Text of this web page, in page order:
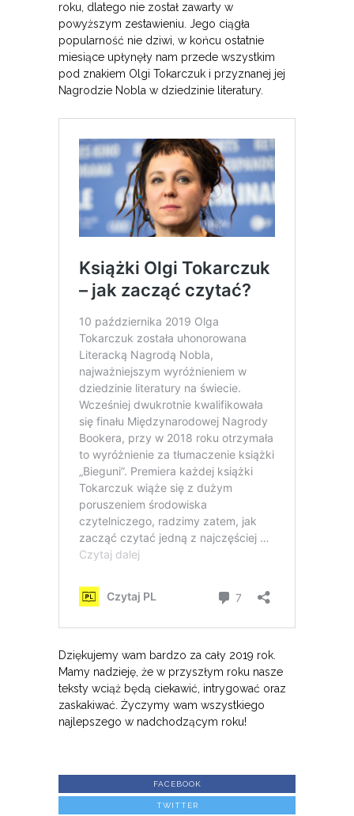
roku, dlatego nie został zawarty w
powyższym zestawieniu. Jego ciągła
popularność nie dziwi, w końcu ostatnie
miesiące upłynęły nam przede wszystkim
pod znakiem Olgi Tokarczuk i przyznanej jej
Nagrodzie Nobla w dziedzinie literatury.
Dziękujemy wam bardzo za cały 2019 rok.
Mamy nadzieję, że w przyszłym roku nasze
teksty wciąż będą ciekawić, intrygować oraz
zaskakiwać. Życzymy wam wszystkiego
najlepszego w nadchodzącym roku!
FACEBOOK
TWITTER